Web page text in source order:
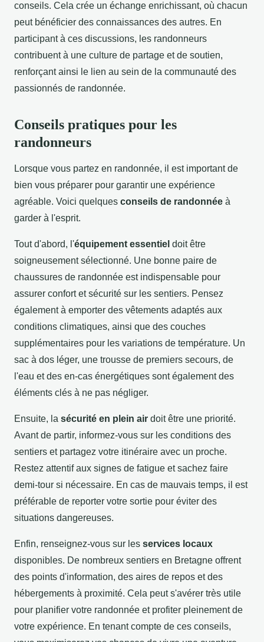
conseils. Cela crée un échange enrichissant, où chacun
peut bénéficier des connaissances des autres. En
participant à ces discussions, les randonneurs
contribuent à une culture de partage et de soutien,
renforçant ainsi le lien au sein de la communauté des
passionnés de randonnée.
Conseils pratiques pour les
randonneurs
Lorsque vous partez en randonnée, il est important de
bien vous préparer pour garantir une expérience
agréable. Voici quelques conseils de randonnée à
garder à l'esprit.
Tout d'abord, l'équipement essentiel doit être
soigneusement sélectionné. Une bonne paire de
chaussures de randonnée est indispensable pour
assurer confort et sécurité sur les sentiers. Pensez
également à emporter des vêtements adaptés aux
conditions climatiques, ainsi que des couches
supplémentaires pour les variations de température. Un
sac à dos léger, une trousse de premiers secours, de
l'eau et des en-cas énergétiques sont également des
éléments clés à ne pas négliger.
Ensuite, la sécurité en plein air doit être une priorité.
Avant de partir, informez-vous sur les conditions des
sentiers et partagez votre itinéraire avec un proche.
Restez attentif aux signes de fatigue et sachez faire
demi-tour si nécessaire. En cas de mauvais temps, il est
préférable de reporter votre sortie pour éviter des
situations dangereuses.
Enfin, renseignez-vous sur les services locaux
disponibles. De nombreux sentiers en Bretagne offrent
des points d'information, des aires de repos et des
hébergements à proximité. Cela peut s'avérer très utile
pour planifier votre randonnée et profiter pleinement de
votre expérience. En tenant compte de ces conseils,